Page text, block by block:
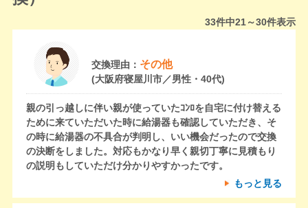
33件中21～30件表示
交換理由： その他
(大阪府寝屋川市／男性・40代)
親の引っ越しに伴い親が使っていたｺﾝﾛを自宅に付け替える
ために来ていただいた時に給湯器も確認していただき、そ
の時に給湯器の不具合が判明し、いい機会だったので交換
の決断をしました。対応もかなり早く親切丁寧に見積もり
の説明もしていただけ分かりやすかったです。
もっと見る